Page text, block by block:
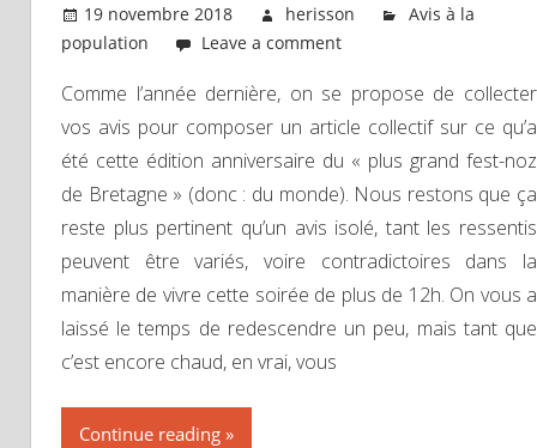
19 novembre 2018 herisson
Avis à la
population
Leave a comment
Comme l’année dernière, on se propose de collecter
vos avis pour composer un article collectif sur ce qu’a
été cette édition anniversaire du « plus grand fest-noz
de Bretagne » (donc : du monde). Nous restons que ça
reste plus pertinent qu’un avis isolé, tant les ressentis
peuvent être variés, voire contradictoires dans la
manière de vivre cette soirée de plus de 12h. On vous a
laissé le temps de redescendre un peu, mais tant que
c’est encore chaud, en vrai, vous
Continue reading